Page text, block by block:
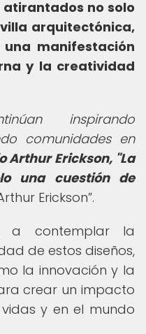
atirantados no solo
arquitectónica,
manifestación
y la creatividad
inspirando
comunidades en
Arthur Erickson, "La
una cuestión de
Erickson .
a contemplar la
de estos diseños,
la innovación y la
crear un impacto
y en el mundo